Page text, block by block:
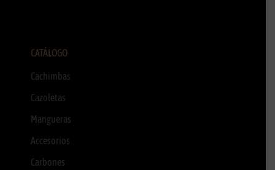
CATÁLOGO
Cachimbas
Cazoletas
Mangueras
Accesorios
Carbones